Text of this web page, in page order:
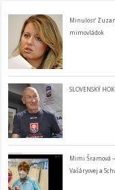
Minulosť
mimovládok
SLOVENSKÝ
Mimi Šramová
Vašáryovej a